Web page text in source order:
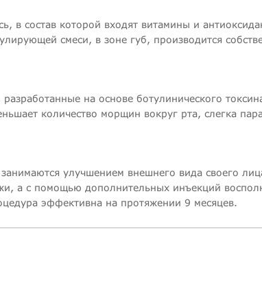
в состав которой входят витамины и
смеси, в зоне губ, производится
на основе ботулинического
количество морщин вокруг рта, слегка
улучшением внешнего вида своего
а с помощью дополнительных инъекций
эффективна на протяжении 9 месяцев.